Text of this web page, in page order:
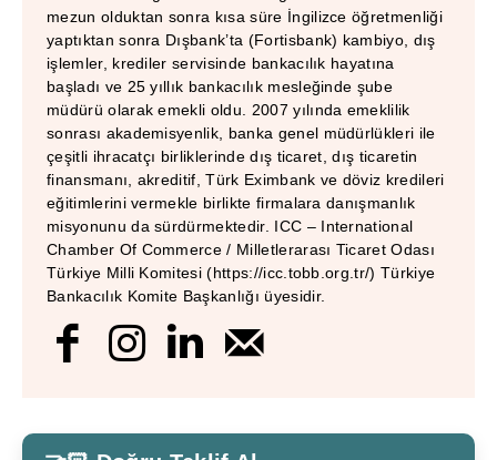
mezun olduktan sonra kısa süre İngilizce öğretmenliği
yaptıktan sonra Dışbank’ta (Fortisbank) kambiyo, dış
işlemler, krediler servisinde bankacılık hayatına
başladı ve 25 yıllık bankacılık mesleğinde şube
müdürü olarak emekli oldu. 2007 yılında emeklilik
sonrası akademisyenlik, banka genel müdürlükleri ile
çeşitli ihracatçı birliklerinde dış ticaret, dış ticaretin
finansmanı, akreditif, Türk Eximbank ve döviz kredileri
eğitimlerini vermekle birlikte firmalara danışmanlık
misyonunu da sürdürmektedir. ICC – International
Chamber Of Commerce / Milletlerarası Ticaret Odası
Türkiye Milli Komitesi (https://icc.tobb.org.tr/) Türkiye
Bankacılık Komite Başkanlığı üyesidir.